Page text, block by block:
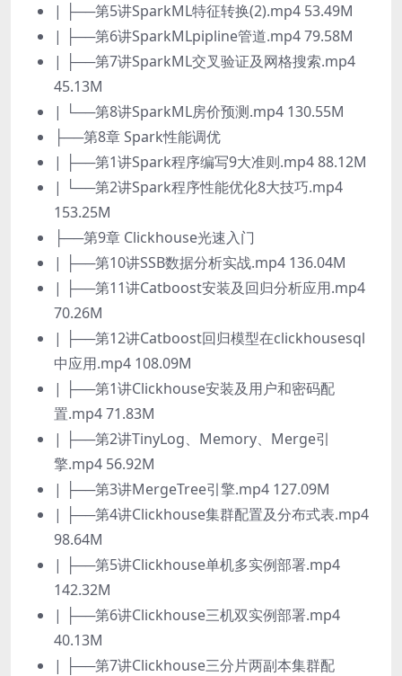
| ├──第5讲SparkML特征转换(2).mp4 53.49M
| ├──第6讲SparkMLpipline管道.mp4 79.58M
| ├──第7讲SparkML交叉验证及网格搜索.mp4
45.13M
| └──第8讲SparkML房价预测.mp4 130.55M
├──第8章 Spark性能调优
| ├──第1讲Spark程序编写9大准则.mp4 88.12M
| └──第2讲Spark程序性能优化8大技巧.mp4
153.25M
├──第9章 Clickhouse光速入门
| ├──第10讲SSB数据分析实战.mp4 136.04M
| ├──第11讲Catboost安装及回归分析应用.mp4
70.26M
| ├──第12讲Catboost回归模型在clickhousesql
中应用.mp4 108.09M
| ├──第1讲Clickhouse安装及用户和密码配
置.mp4 71.83M
| ├──第2讲TinyLog、Memory、Merge引
擎.mp4 56.92M
| ├──第3讲MergeTree引擎.mp4 127.09M
| ├──第4讲Clickhouse集群配置及分布式表.mp4
98.64M
| ├──第5讲Clickhouse单机多实例部署.mp4
142.32M
| ├──第6讲Clickhouse三机双实例部署.mp4
40.13M
| ├──第7讲Clickhouse三分片两副本集群配